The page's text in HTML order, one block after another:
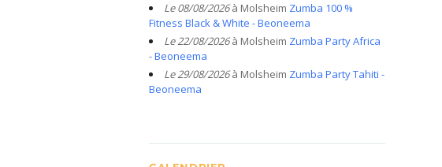
Le 08/08/2026à Molsheim Zumba 100 %
Fitness Black & White - Beoneema
Le 22/08/2026à Molsheim Zumba Party Africa
- Beoneema
Le 29/08/2026à Molsheim Zumba Party Tahiti -
Beoneema